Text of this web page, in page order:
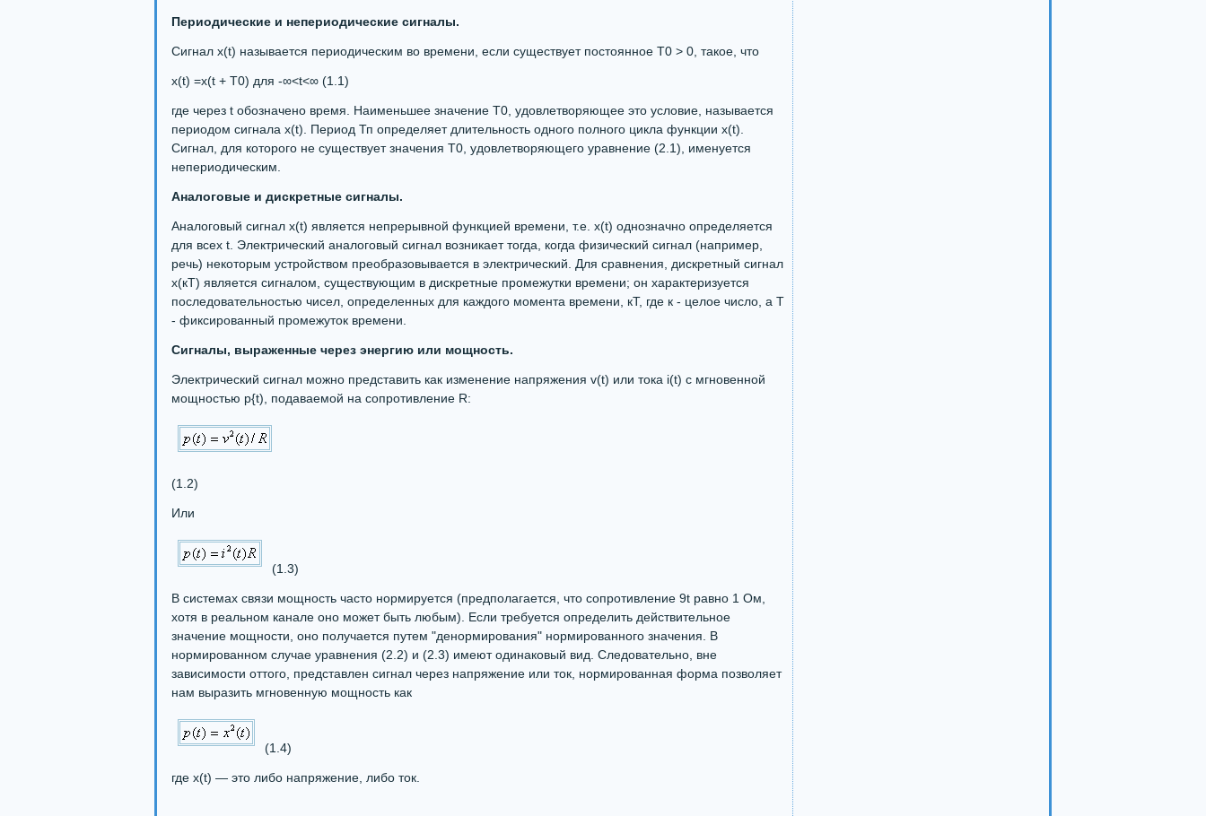
Периодические и непериодические сигналы.
Сигнал x(t) называется периодическим во времени, если существует постоянное Т0 > 0, такое, что
x(t) =x(t + T0) для -∞<t<∞ (1.1)
где через t обозначено время. Наименьшее значение T0, удовлетворяющее это условие, называется
периодом сигнала x(t). Период Тп определяет длительность одного полного цикла функции x(t).
Сигнал, для которого не существует значения T0, удовлетворяющего уравнение (2.1), именуется
непериодическим.
Аналоговые и дискретные сигналы.
Аналоговый сигнал x(t) является непрерывной функцией времени, т.е. x(t) однозначно определяется
для всех t. Электрический аналоговый сигнал возникает тогда, когда физический сигнал (например,
речь) некоторым устройством преобразовывается в электрический. Для сравнения, дискретный сигнал
х(кТ) является сигналом, существующим в дискретные промежутки времени; он характеризуется
последовательностью чисел, определенных для каждого момента времени, кТ, где к - целое число, а T
- фиксированный промежуток времени.
Сигналы, выраженные через энергию или мощность.
Электрический сигнал можно представить как изменение напряжения v(t) или тока i(t) с мгновенной
мощностью p{t), подаваемой на сопротивление R:
(1.2)
Или
(1.3)
В системах связи мощность часто нормируется (предполагается, что сопротивление 9t равно 1 Ом,
хотя в реальном канале оно может быть любым). Если требуется определить действительное
значение мощности, оно получается путем "денормирования" нормированного значения. В
нормированном случае уравнения (2.2) и (2.3) имеют одинаковый вид. Следовательно, вне
зависимости оттого, представлен сигнал через напряжение или ток, нормированная форма позволяет
нам выразить мгновенную мощность как
(1.4)
где x(t) — это либо напряжение, либо ток.